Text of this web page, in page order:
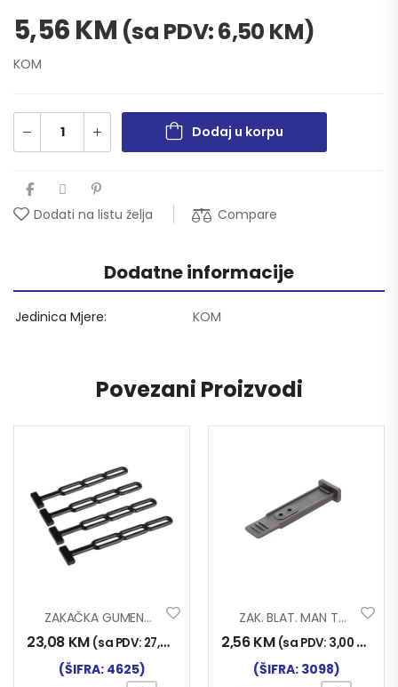
5,56KM (sa PDV:6,50 KM)
KOM
Dodaj u korpu
Dodati na listu želja Compare
Dodatne informacije
Jedinica Mjere KOM
Povezani Proizvodi
ZAKAČKA GUMENA 4/1 29cm
23,08 KM (sa PDV: 27,00
(ŠIFRA: 4625)
ZAK. BLAT. MAN TG-A 007
2,56KM (sa PDV: 3,00 KM
(ŠIFRA: 3098)